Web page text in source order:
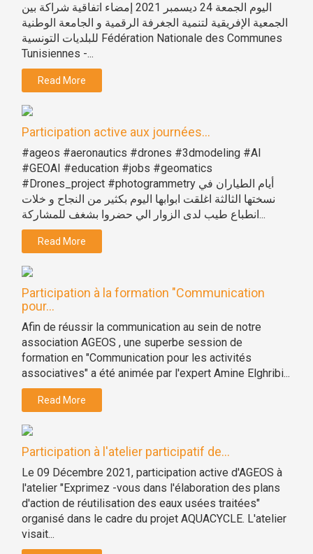
اليوم الجمعة 24 ديسمبر 2021 إمضاء اتفاقية شراكة بين
الجمعية الإفريقية لتنمية الجغرفة الرقمية و الجامعة الوطنية
للبلديات التونسية Fédération Nationale des Communes
Tunisiennes -...
Read More
Participation active aux journées...
#ageos #aeronautics #drones #3dmodeling #AI
#GEOAI #education #jobs #geomatics
#Drones_project #photogrammetry أيام الطياران في
نسختها الثالثة اغلقت ابوابها اليوم بكثير من النجاح و خلات
انطباع طيب لدى الزوار الي حضروا بشغف للمشاركة...
Read More
Participation à la formation "Communication
pour...
Afin de réussir la communication au sein de notre
association AGEOS , une superbe session de
formation en "Communication pour les activités
associatives" a été animée par l'expert Amine Elghribi...
Read More
Participation à l'atelier participatif de...
Le 09 Décembre 2021, participation active d'AGEOS à
l'atelier "Exprimez -vous dans l'élaboration des plans
d'action de réutilisation des eaux usées traitées"
organisé dans le cadre du projet AQUACYCLE. L'atelier
visait...